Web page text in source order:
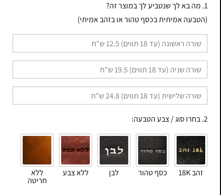
1. מה בא לך שנטביע לך במוצר זה?
(הטבעה אמיתית בכסף טהור או בזהב אמיתי)
2. בחרו סוג / צבע הטבעה:
זהב 18K כסף טהור לבן ללא צבע ללא
חריטה